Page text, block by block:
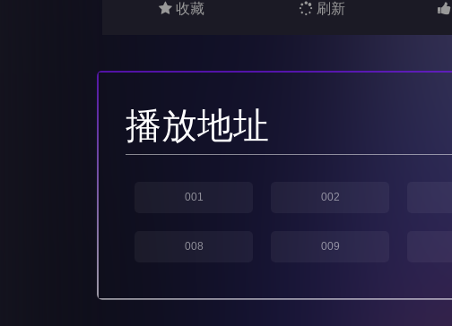
收藏 刷新
播放地址
001 002
008 009